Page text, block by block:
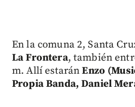
En la comuna 2, Santa
La Frontera, también
m. Allí estaránEnzo
Propia Banda, Daniel